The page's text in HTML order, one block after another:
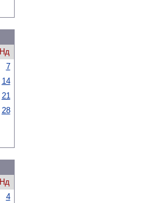
Нд
7
14
21
28
Нд
4